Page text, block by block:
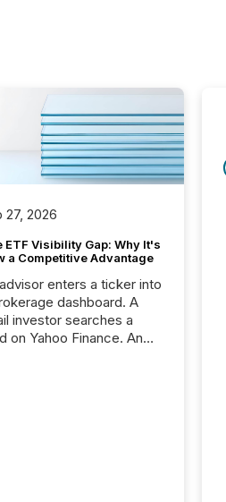
27, 2026
ETF Visibility Gap: Why It's
a Competitive Advantage
enters a ticker into
dashboard. A
investor searches a
on Yahoo Finance. An